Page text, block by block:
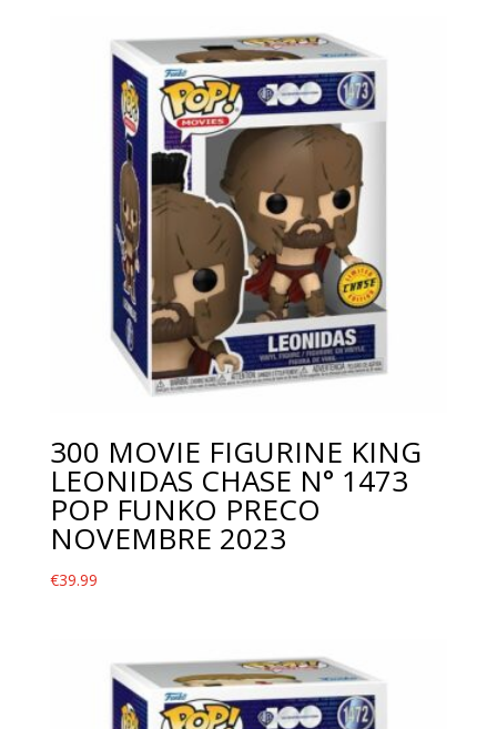
300 MOVIE FIGURINE KING
LEONIDAS CHASE N° 1473
POP FUNKO PRECO
NOVEMBRE 2023
€39.99